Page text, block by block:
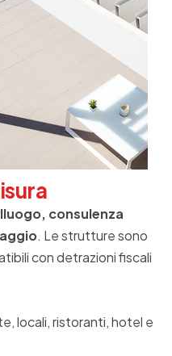
isura
consulenza
. Le strutture sono
con detrazioni fiscali
locali, ristoranti, hotel e